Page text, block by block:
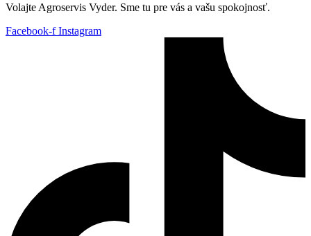
Volajte Agroservis Vyder. Sme tu pre vás a vašu spokojnosť.
Facebook-f Instagram